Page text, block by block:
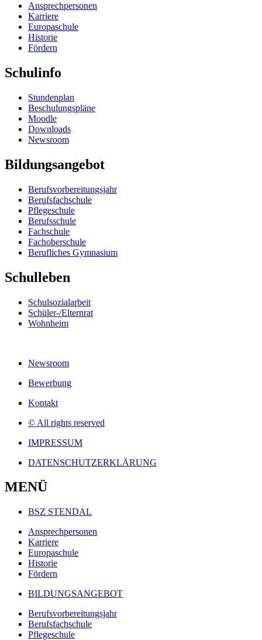
Ansprechpersonen
Karriere
Europaschule
Historie
Fördern
Schulinfo
Stundenplan
Beschulungspläne
Moodle
Downloads
Newsroom
Bildungsangebot
Berufsvorbereitungsjahr
Berufsfachschule
Pflegeschule
Berufsschule
Fachschule
Fachoberschule
Berufliches Gymnasium
Schulleben
Schulsozialarbeit
Schüler-/Elternrat
Wohnheim
Newsroom
Bewerbung
Kontakt
© All rights reserved
IMPRESSUM
DATENSCHUTZERKLÄRUNG
MENÜ
BSZ STENDAL
Ansprechpersonen
Karriere
Europaschule
Historie
Fördern
BILDUNGSANGEBOT
Berufsvorbereitungsjahr
Berufsfachschule
Pflegeschule